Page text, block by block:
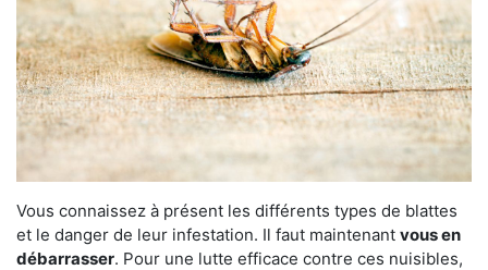
Vous connaissez à présent les différents types de blattes
et le danger de leur infestation. Il faut maintenant vous en
débarrasser. Pour une lutte efficace contre ces nuisibles,